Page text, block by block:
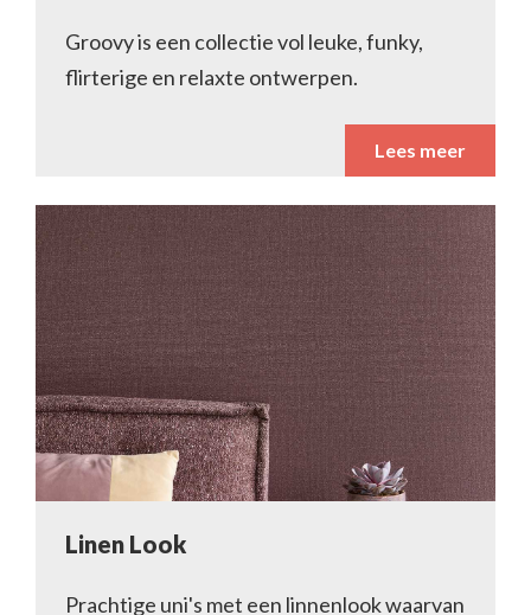
Groovy is een collectie vol leuke, funky,
flirterige en relaxte ontwerpen.
Lees meer
Linen Look
Prachtige uni's met een linnenlook waarvan